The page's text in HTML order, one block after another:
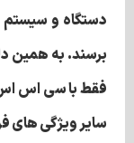
دستگاه و سیستم
برسند. به همین
فقط با سی اس اس
سایر ویژگی های